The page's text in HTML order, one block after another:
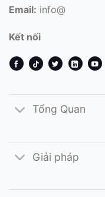
Email: info@
Kết nối
Tổng Quan
Giải pháp